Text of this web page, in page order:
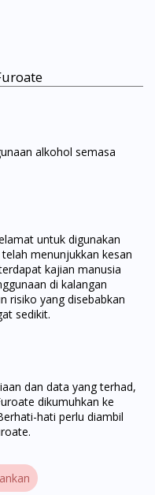
from Singapore
our Malaysian
like to head over to
Singapore
me
alkohol semasa
untuk digunakan
menunjukkan kesan
kajian manusia
di kalangan
risiko yang disebabkan
sedikit.
dan data yang terhad,
dikumuhkan ke
hati perlu diambil